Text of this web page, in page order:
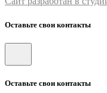
Оставьте свои контакты
Оставьте свои контакты